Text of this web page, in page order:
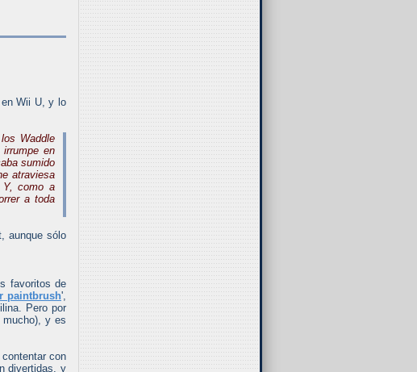
Wii U, y lo
Waddle
en
sumido
atraviesa
Y, como a
a toda
aunque sólo
favoritos de
paintbrush',
Pero por
mucho), y es
con
divertidas, y